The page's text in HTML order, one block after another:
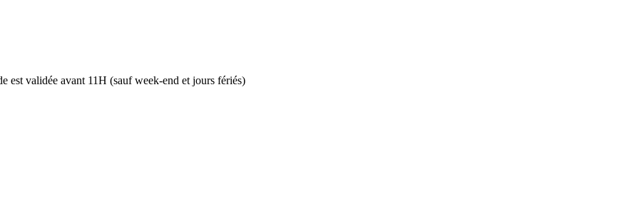
est validée avant 11H (sauf week-end et jours fériés)